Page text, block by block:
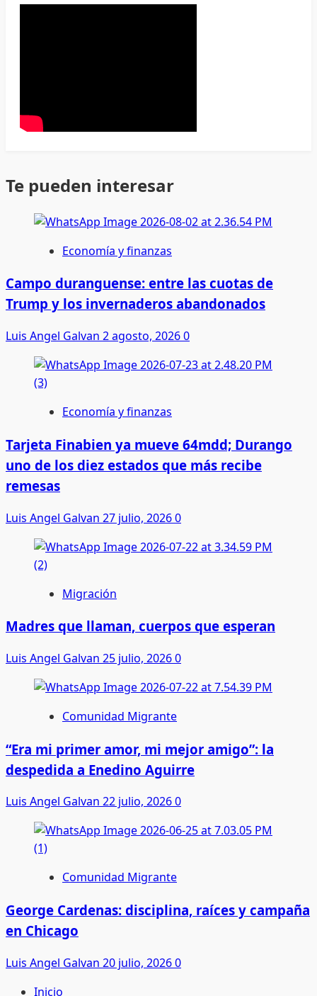
Te pueden interesar
Economía y finanzas
Campo duranguense: entre las cuotas de
Trump y los invernaderos abandonados
Luis Angel Galvan 2 agosto, 20260
Economía y finanzas
Tarjeta Finabien ya mueve 64mdd; Durango
uno de los diez estados que más recibe
remesas
Luis Angel Galvan 27 julio, 20260
Migración
Madres que llaman, cuerpos que esperan
Luis Angel Galvan 25 julio, 20260
Comunidad Migrante
“Era mi primer amor, mi mejor amigo”: la
despedida a Enedino Aguirre
Luis Angel Galvan 22 julio, 20260
Comunidad Migrante
George Cardenas: disciplina, raíces y campaña
en Chicago
Luis Angel Galvan 20 julio, 20260
Inicio